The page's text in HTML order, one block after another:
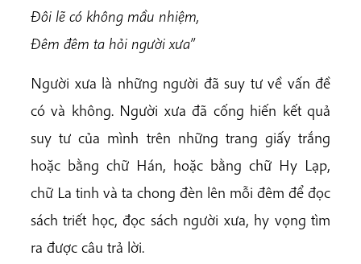
Đôi lẽ có không mầu nhiệm,
Đêm đêm ta hỏi người xưa”
Người xưa là những người đã suy tư về vấn đề
có và không. Người xưa đã cống hiến kết quả
suy tư của mình trên những trang giấy trắng
hoặc bằng chữ Hán, hoặc bằng chữ Hy Lạp,
chữ La tinh và ta chong đèn lên mỗi đêm để đọc
sách triết học, đọc sách người xưa, hy vọng tìm
ra được câu trả lời.